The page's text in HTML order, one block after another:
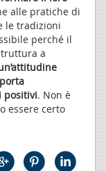
alle pratiche di
le tradizioni
perché il
a
positivi. Non è
essere certo